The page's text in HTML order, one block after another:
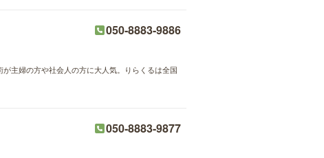
050-8883-9886
主婦の方や社会人の方に大人気。りらくるは全国
050-8883-9877